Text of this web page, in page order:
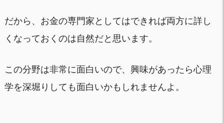
だから、お金の専門家としてはできれば両方に詳し
くなっておくのは自然だと思います。
この分野は非常に面白いので、興味があったら心理
学を深堀りしても面白いかもしれませんよ。